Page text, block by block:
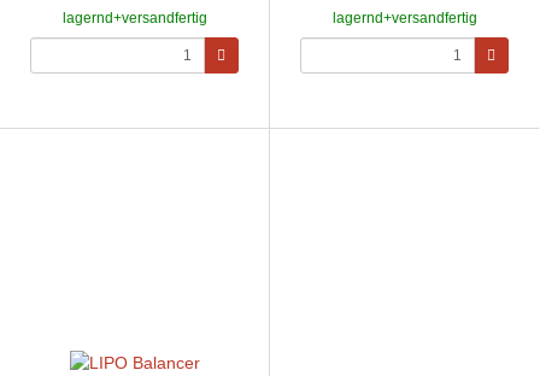
lagernd+versandfertig lagernd+versandfertig